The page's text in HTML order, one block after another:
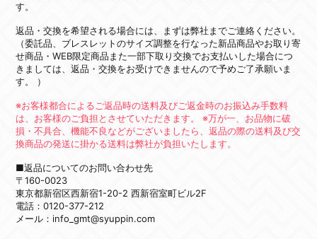
す。
返品・交換を希望される場合には、まずは弊社までご連絡ください。
（委託品、ブレスレットのサイズ調整を行なった新品商品やお取り寄
せ商品・WEB限定商品また一部下取り交換でお支払いした場合につ
きましては、返品・交換をお受けできませんので予めご了承願いま
す。 ）
※お客様都合によるご返品時の送料及びご返金時のお振込み手数料
は、お客様のご負担とさせていただきます。 ※万が一、お品物に破
損・不具合、機能不良などがございましたら、返品の際の送料及び交
換商品の発送に掛かる送料は弊社が負担いたします。
■返品についてのお問い合わせ先
〒160-0023
東京都新宿区西新宿1-20-2 西新宿室町ビル2F
電話：0120-377-212
メール：info_gmt@syuppin.com